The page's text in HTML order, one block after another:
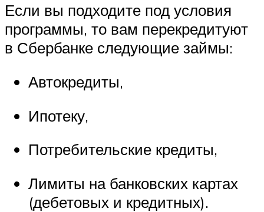
Если вы подходите под условия
программы, то вам перекредитуют
в Сбербанке следующие займы:
Автокредиты,
Ипотеку,
Потребительские кредиты,
Лимиты на банковских картах
(дебетовых и кредитных).